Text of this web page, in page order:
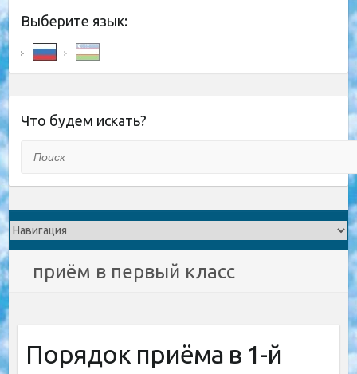
Выберите язык:
Что будем искать?
приём в первый класс
Порядок приёма в 1-й